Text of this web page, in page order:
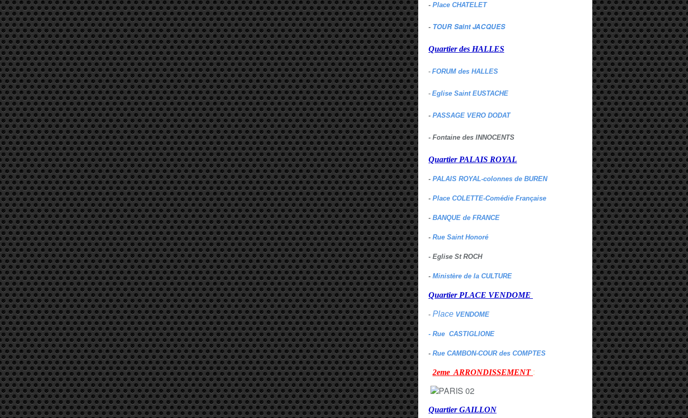
- Place CHATELET
- TOUR Saint JACQUES
Quartier des HALLES
- FORUM des HALLES
- Eglise Saint EUSTACHE
- PASSAGE VERO DODAT
- Fontaine des INNOCENTS
Quartier PALAIS ROYAL
- PALAIS ROYAL-colonnes de BUREN
- Place COLETTE-Comédie Française
- BANQUE de FRANCE
- Rue Saint Honoré
- Eglise St ROCH
- Ministère de la CULTURE
Quartier PLACE VENDOME
- Place VENDOME
- Rue CASTIGLIONE
- Rue CAMBON-COUR des COMPTES
2eme ARRONDISSEMENT :
Quartier GAILLON